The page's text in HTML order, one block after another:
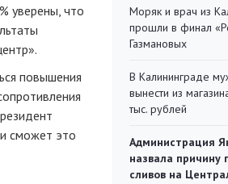
уверены, что
.
повышения
сможет это
Моряк и врач из
прошли в финал
Газмановых
В Калининграде
вынести из
тыс. рублей
Администрация
назвала причину
сливов на